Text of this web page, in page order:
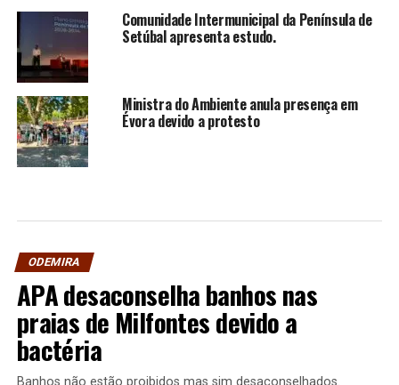
Comunidade Intermunicipal da Península de
Setúbal apresenta estudo.
Ministra do Ambiente anula presença em
Évora devido a protesto
ODEMIRA
APA desaconselha banhos nas
praias de Milfontes devido a
bactéria
Banhos não estão proibidos mas sim desaconselhados.